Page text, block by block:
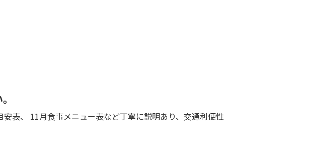
表、 11月食事メニュー表など丁寧に説明あり、交通利便性